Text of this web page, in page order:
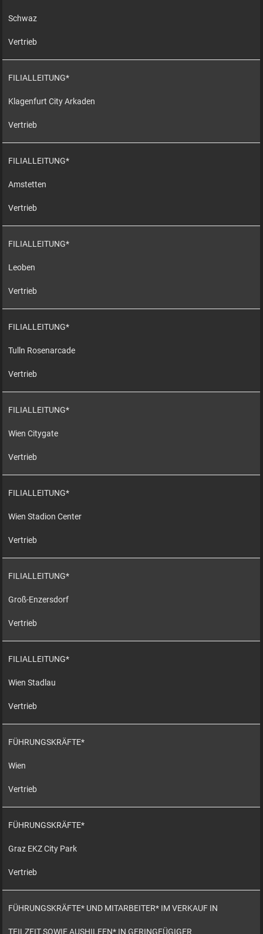
Schwaz
Vertrieb
FILIALLEITUNG*
Klagenfurt City Arkaden
Vertrieb
FILIALLEITUNG*
Amstetten
Vertrieb
FILIALLEITUNG*
Leoben
Vertrieb
FILIALLEITUNG*
Tulln Rosenarcade
Vertrieb
FILIALLEITUNG*
Wien Citygate
Vertrieb
FILIALLEITUNG*
Wien Stadion Center
Vertrieb
FILIALLEITUNG*
Groß-Enzersdorf
Vertrieb
FILIALLEITUNG*
Wien Stadlau
Vertrieb
FÜHRUNGSKRÄFTE*
Wien
Vertrieb
FÜHRUNGSKRÄFTE*
Graz EKZ City Park
Vertrieb
FÜHRUNGSKRÄFTE* UND MITARBEITER* IM VERKAUF IN
TEILZEIT SOWIE AUSHILFEN* IN GERINGFÜGIGER